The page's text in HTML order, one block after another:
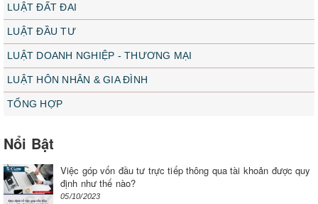
LUẬT ĐẤT ĐAI
LUẬT ĐẦU TƯ
LUẬT DOANH NGHIỆP - THƯƠNG MẠI
LUẬT HÔN NHÂN & GIA ĐÌNH
TỔNG HỢP
Nổi Bật
Việc góp vốn đầu tư trực tiếp thông qua tài khoản được quy
định như thế nào?
05/10/2023